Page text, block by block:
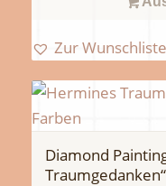
Zur
Diamond
Traumgedanken“